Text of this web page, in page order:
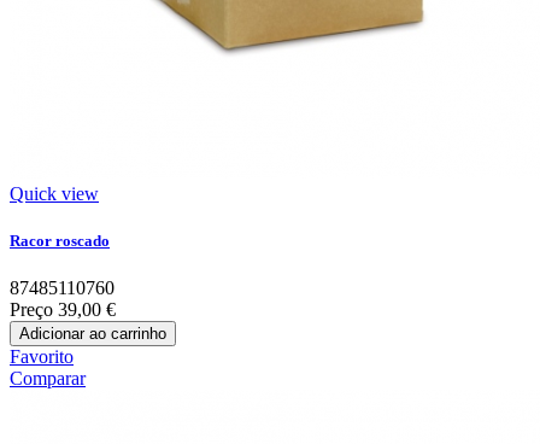
Quick view
Racor roscado
87485110760
Preço 39,00 €
Adicionar ao carrinho
Favorito
Comparar